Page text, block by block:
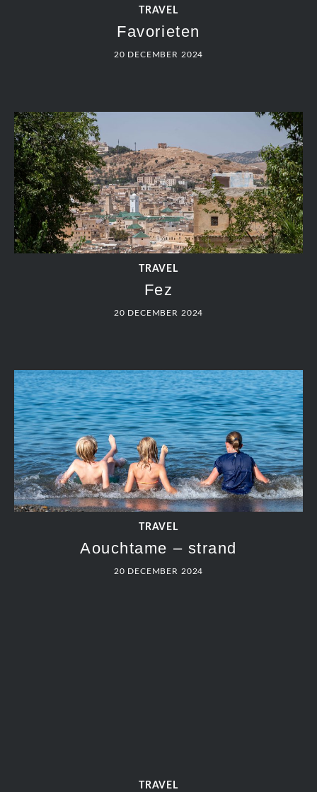
TRAVEL
Favorieten
20 DECEMBER 2024
TRAVEL
Fez
20 DECEMBER 2024
TRAVEL
Aouchtame – strand
20 DECEMBER 2024
TRAVEL